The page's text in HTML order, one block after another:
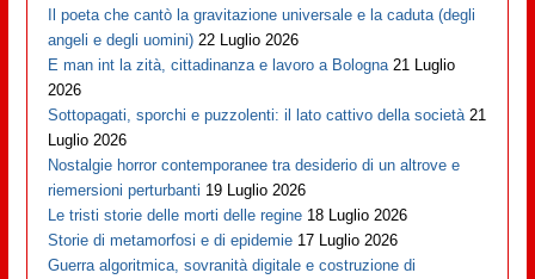
Il poeta che cantò la gravitazione universale e la caduta (degli
angeli e degli uomini) 22 Luglio 2026
E man int la zità, cittadinanza e lavoro a Bologna 21 Luglio
2026
Sottopagati, sporchi e puzzolenti: il lato cattivo della società 21
Luglio 2026
Nostalgie horror contemporanee tra desiderio di un altrove e
riemersioni perturbanti 19 Luglio 2026
Le tristi storie delle morti delle regine 18 Luglio 2026
Storie di metamorfosi e di epidemie 17 Luglio 2026
Guerra algoritmica, sovranità digitale e costruzione di